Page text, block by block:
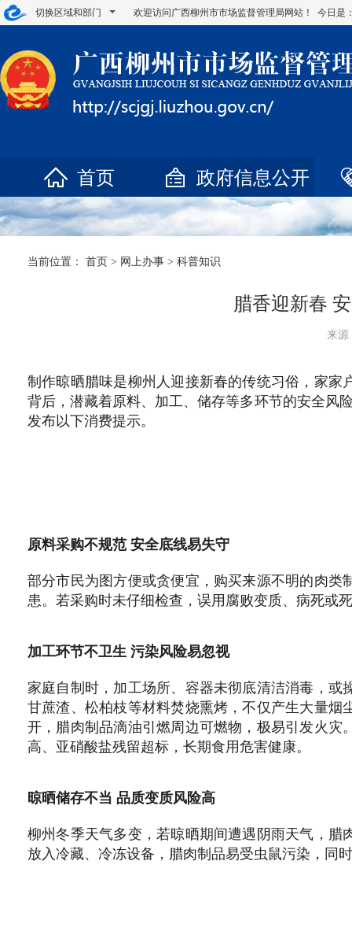
切换区域和部门 欢迎访问广西柳州市市场监督管理局网站！ 今日是
首页 政府信息公开
当前位置： 首页 > 网上办事 > 科普知识
腊香迎新春
来
制作晾晒腊味是柳州人迎接新春的传统习俗，家
背后，潜藏着原料、加工、储存等多环节的安全风
发布以下消费提示。
原料采购不规范 安全底线易失守
部分市民为图方便或贪便宜，购买来源不明的肉
患。若采购时未仔细检查，误用腐败变质、病死或
加工环节不卫生 污染风险易忽视
家庭自制时，加工场所、容器未彻底清洁消毒，
甘蔗渣、松柏枝等材料焚烧熏烤，不仅产生大量
开，腊肉制品滴油引燃周边可燃物，极易引发火
高、亚硝酸盐残留超标，长期食用危害健康。
晾晒储存不当 品质变质风险高
柳州冬季天气多变，若晾晒期间遭遇阴雨天气，
放入冷藏、冷冻设备，腊肉制品易受虫鼠污染，同